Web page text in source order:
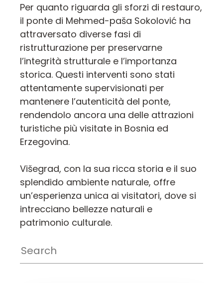
Per quanto riguarda gli sforzi di restauro,
il ponte di Mehmed-paša Sokolović ha
attraversato diverse fasi di
ristrutturazione per preservarne
l’integrità strutturale e l’importanza
storica. Questi interventi sono stati
attentamente supervisionati per
mantenere l’autenticità del ponte,
rendendolo ancora una delle attrazioni
turistiche più visitate in Bosnia ed
Erzegovina.
Višegrad, con la sua ricca storia e il suo
splendido ambiente naturale, offre
un’esperienza unica ai visitatori, dove si
intrecciano bellezze naturali e
patrimonio culturale.